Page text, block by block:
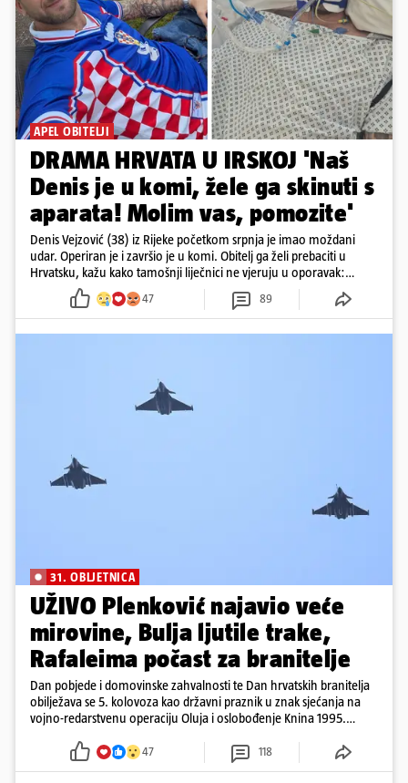
APEL OBITELJI
DRAMA HRVATA U IRSKOJ 'Naš
Denis je u komi, žele ga skinuti s
aparata! Molim vas, pomozite'
Denis Vejzović (38) iz Rijeke početkom srpnja je imao moždani
udar. Operiran je i završio je u komi. Obitelj ga želi prebaciti u
Hrvatsku, kažu kako tamošnji liječnici ne vjeruju u oporavak:
'Imamo 72 sata'
47 89
31. OBLJETNICA
UŽIVO Plenković najavio veće
mirovine, Bulja ljutile trake,
Rafaleima počast za branitelje
Dan pobjede i domovinske zahvalnosti te Dan hrvatskih branitelja
obilježava se 5. kolovoza kao državni praznik u znak sjećanja na
vojno-redarstvenu operaciju Oluja i oslobođenje Knina 1995.
47 118